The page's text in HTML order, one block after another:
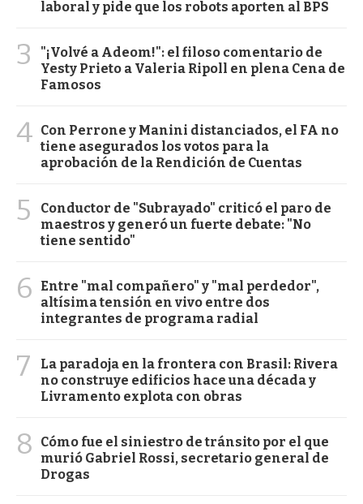
laboral y pide que los robots aporten al BPS
3
"¡Volvé a Adeom!": el filoso comentario de
Yesty Prieto a Valeria Ripoll en plena Cena de
Famosos
4 Con Perrone y Manini distanciados, el FA no
tiene asegurados los votos para la
aprobación de la Rendición de Cuentas
5
Conductor de "Subrayado" criticó el paro de
maestros y generó un fuerte debate: "No
tiene sentido"
6
Entre "mal compañero" y "mal perdedor",
altísima tensión en vivo entre dos
integrantes de programa radial
7
La paradoja en la frontera con Brasil: Rivera
no construye edificios hace una década y
Livramento explota con obras
8
Cómo fue el siniestro de tránsito por el que
murió Gabriel Rossi, secretario general de
Drogas